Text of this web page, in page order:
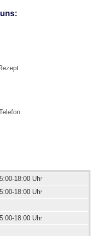
18:00 Uhr
18:00 Uhr
18:00 Uhr